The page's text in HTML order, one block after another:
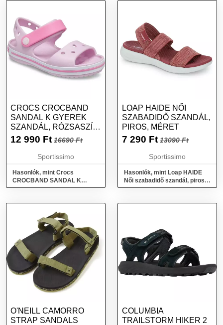
CROCS CROCBAND
SANDAL K GYEREK
SZANDÁL, RÓZSASZÍN,
MÉRET 32/33
12 990 Ft 16690 Ft
Sportissimo
Hasonlók, mint Crocs
CROCBAND SANDAL K
Gyerek szandál, rózsaszín,
LOAP HAIDE NŐI
SZABADIDŐ SZANDÁL,
PIROS, MÉRET
7 290 Ft 13090 Ft
Sportissimo
Hasonlók, mint Loap HAIDE
Női szabadidő szandál, piros,
méret
O'NEILL CAMORRO
STRAP SANDALS
COLUMBIA
TRAILSTORM HIKER 2